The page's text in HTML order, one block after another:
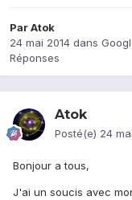
ParAtok
24 mai 2014 dans
Réponses
Atok
Posté(e) 24
Bonjour a tous,
J'ai un soucis avec